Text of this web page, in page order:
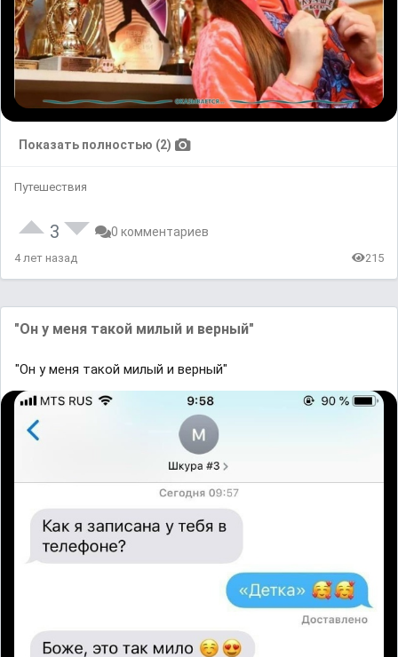
Показать полностью (2)
Путешествия
3 0 комментариев
4 лет назад 215
"Он у меня такой милый и верный"
"Он у меня такой милый и верный"